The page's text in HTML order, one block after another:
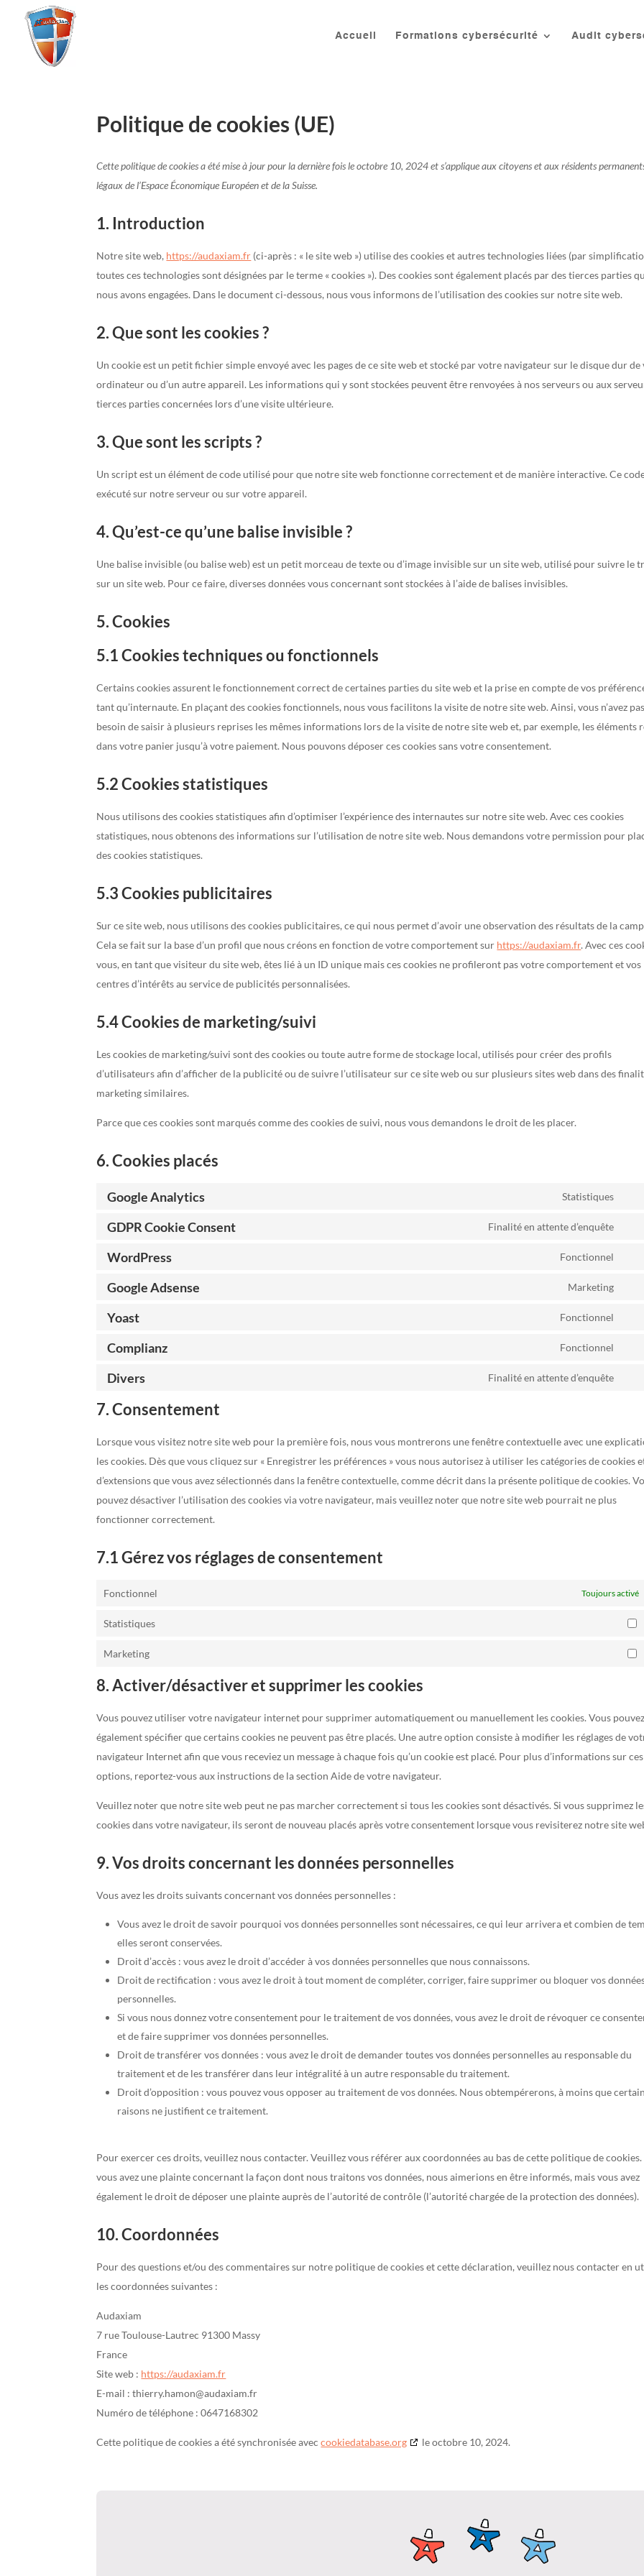
Accueil Formations cybersécurité Audit
Politique de cookies (UE)
Cette politique de cookies a été mise à jour pour la dernière fois le octobre 10, 2024 et s’applique aux citoyens et aux résidents
légaux de l’Espace Économique Européen et de la Suisse.
1. Introduction
Notre site web, https://audaxiam.fr (ci-après : « le site web ») utilise des cookies et autres technologies liées (par
toutes ces technologies sont désignées par le terme « cookies »). Des cookies sont également placés par des tierces parties
nous avons engagées. Dans le document ci-dessous, nous vous informons de l’utilisation des cookies sur notre site web.
2. Que sont les cookies ?
Un cookie est un petit fichier simple envoyé avec les pages de ce site web et stocké par votre navigateur sur le disque dur
ordinateur ou d’un autre appareil. Les informations qui y sont stockées peuvent être renvoyées à nos serveurs ou aux
tierces parties concernées lors d’une visite ultérieure.
3. Que sont les scripts ?
Un script est un élément de code utilisé pour que notre site web fonctionne correctement et de manière interactive. Ce
exécuté sur notre serveur ou sur votre appareil.
4. Qu’est-ce qu’une balise invisible ?
Une balise invisible (ou balise web) est un petit morceau de texte ou d’image invisible sur un site web, utilisé pour suivre le
sur un site web. Pour ce faire, diverses données vous concernant sont stockées à l’aide de balises invisibles.
5. Cookies
5.1 Cookies techniques ou fonctionnels
Certains cookies assurent le fonctionnement correct de certaines parties du site web et la prise en compte de vos
tant qu’internaute. En plaçant des cookies fonctionnels, nous vous facilitons la visite de notre site web. Ainsi, vous n’avez pas
besoin de saisir à plusieurs reprises les mêmes informations lors de la visite de notre site web et, par exemple, les éléments
dans votre panier jusqu’à votre paiement. Nous pouvons déposer ces cookies sans votre consentement.
5.2 Cookies statistiques
Nous utilisons des cookies statistiques afin d’optimiser l’expérience des internautes sur notre site web. Avec ces cookies
statistiques, nous obtenons des informations sur l’utilisation de notre site web. Nous demandons votre permission pour
des cookies statistiques.
5.3 Cookies publicitaires
Sur ce site web, nous utilisons des cookies publicitaires, ce qui nous permet d’avoir une observation des résultats de la
Cela se fait sur la base d’un profil que nous créons en fonction de votre comportement sur https://audaxiam.fr. Avec ces
vous, en tant que visiteur du site web, êtes lié à un ID unique mais ces cookies ne profileront pas votre comportement et vos
centres d’intérêts au service de publicités personnalisées.
5.4 Cookies de marketing/suivi
Les cookies de marketing/suivi sont des cookies ou toute autre forme de stockage local, utilisés pour créer des profils
d’utilisateurs afin d’afficher de la publicité ou de suivre l’utilisateur sur ce site web ou sur plusieurs sites web dans des
marketing similaires.
Parce que ces cookies sont marqués comme des cookies de suivi, nous vous demandons le droit de les placer.
6. Cookies placés
Google Analytics Statistiques
GDPR Cookie Consent Finalité en attente d’enquête
WordPress Fonctionnel
Google Adsense Marketing
Yoast Fonctionnel
Complianz Fonctionnel
Divers Finalité en attente d’enquête
7. Consentement
Lorsque vous visitez notre site web pour la première fois, nous vous montrerons une fenêtre contextuelle avec une
les cookies. Dès que vous cliquez sur « Enregistrer les préférences » vous nous autorisez à utiliser les catégories de cookies
d’extensions que vous avez sélectionnés dans la fenêtre contextuelle, comme décrit dans la présente politique de cookies.
pouvez désactiver l’utilisation des cookies via votre navigateur, mais veuillez noter que notre site web pourrait ne plus
fonctionner correctement.
7.1 Gérez vos réglages de consentement
Fonctionnel Toujours activé
Statistiques
Marketing
8. Activer/désactiver et supprimer les cookies
Vous pouvez utiliser votre navigateur internet pour supprimer automatiquement ou manuellement les cookies. Vous pouvez
également spécifier que certains cookies ne peuvent pas être placés. Une autre option consiste à modifier les réglages de
navigateur Internet afin que vous receviez un message à chaque fois qu’un cookie est placé. Pour plus d’informations sur ces
options, reportez-vous aux instructions de la section Aide de votre navigateur.
Veuillez noter que notre site web peut ne pas marcher correctement si tous les cookies sont désactivés. Si vous supprimez
cookies dans votre navigateur, ils seront de nouveau placés après votre consentement lorsque vous revisiterez notre site
9. Vos droits concernant les données personnelles
Vous avez les droits suivants concernant vos données personnelles :
Vous avez le droit de savoir pourquoi vos données personnelles sont nécessaires, ce qui leur arrivera et combien de
elles seront conservées.
Droit d’accès : vous avez le droit d’accéder à vos données personnelles que nous connaissons.
Droit de rectification : vous avez le droit à tout moment de compléter, corriger, faire supprimer ou bloquer vos
personnelles.
Si vous nous donnez votre consentement pour le traitement de vos données, vous avez le droit de révoquer ce
et de faire supprimer vos données personnelles.
Droit de transférer vos données : vous avez le droit de demander toutes vos données personnelles au responsable du
traitement et de les transférer dans leur intégralité à un autre responsable du traitement.
Droit d’opposition : vous pouvez vous opposer au traitement de vos données. Nous obtempérerons, à moins que
raisons ne justifient ce traitement.
Pour exercer ces droits, veuillez nous contacter. Veuillez vous référer aux coordonnées au bas de cette politique de cookies.
vous avez une plainte concernant la façon dont nous traitons vos données, nous aimerions en être informés, mais vous avez
également le droit de déposer une plainte auprès de l’autorité de contrôle (l’autorité chargée de la protection des données).
10. Coordonnées
Pour des questions et/ou des commentaires sur notre politique de cookies et cette déclaration, veuillez nous contacter en
les coordonnées suivantes :
Audaxiam
7 rue Toulouse-Lautrec 91300 Massy
France
Site web : https://audaxiam.fr
E-mail :thierry.hamon@audaxiam.fr
Numéro de téléphone : 0647168302
Cette politique de cookies a été synchronisée aveccookiedatabase.org le octobre 10, 2024.